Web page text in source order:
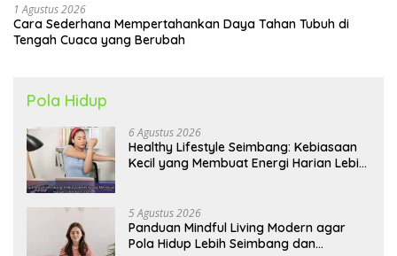
1 Agustus 2026
Cara Sederhana Mempertahankan Daya Tahan Tubuh di
Tengah Cuaca yang Berubah
Pola Hidup
6 Agustus 2026
Healthy Lifestyle Seimbang: Kebiasaan
Kecil yang Membuat Energi Harian Lebih
5 Agustus 2026
Panduan Mindful Living Modern agar
Pola Hidup Lebih Seimbang dan